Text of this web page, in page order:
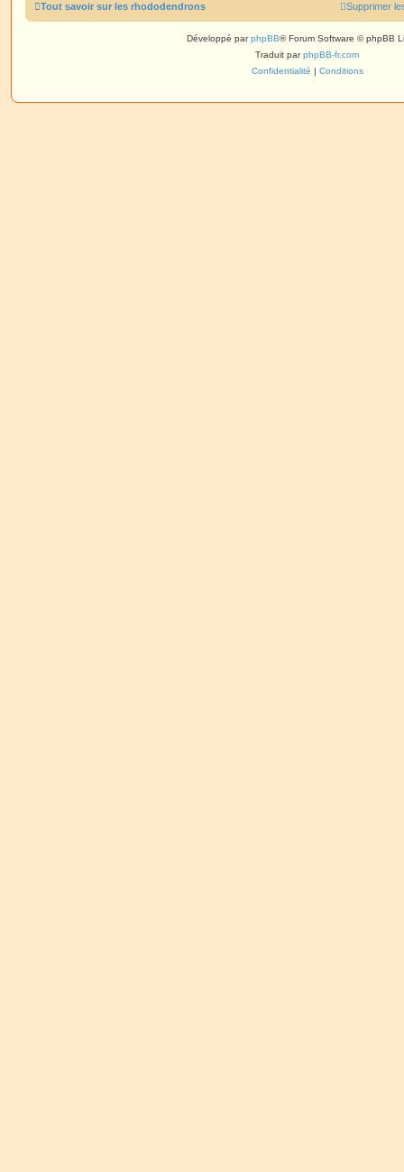
Tout savoir sur les rhododendrons Supprimer
Développé parphpBB® Forum Software © phpBB
Traduit parphpBB-fr.com
Confidentialité | Conditions